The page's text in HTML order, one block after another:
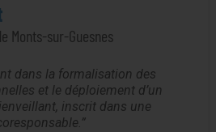
Monts-sur-Guesnes
dans la formalisation des
et le déploiement d’un
inscrit dans une